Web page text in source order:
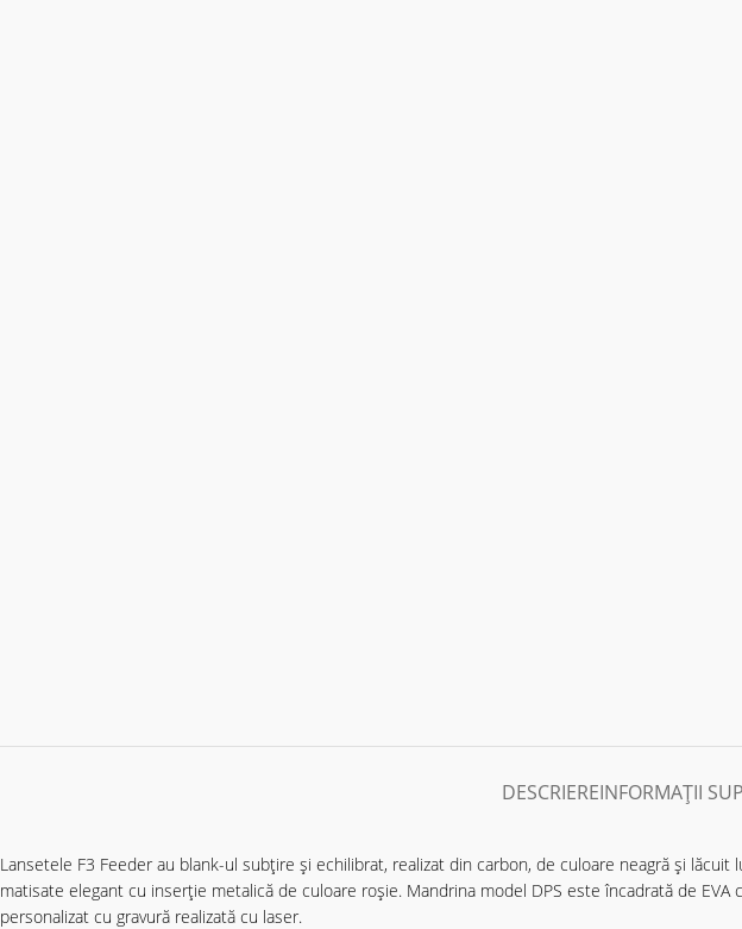
DESCRIEREINFORMAȚII
Lansetele F3 Feeder au blank-ul subțire și echilibrat, realizat din carbon, de culoare neagră și
matisate elegant cu inserție metalică de culoare roșie. Mandrina model DPS este încadrată de
personalizat cu gravură realizată cu laser.